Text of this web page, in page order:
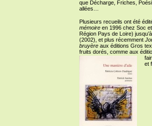
que Décharge, Friches,
allées…
Plusieurs recueils ont été
mémoireen 1996 chez Soc
Région Pays de Loire)
(2002), et plus récemment
bruyèreaux éditions Gros
fruits dorés, comme aux
et